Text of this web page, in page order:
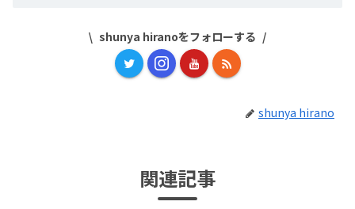
shunya hiranoをフォローする
shunya hirano
関連記事